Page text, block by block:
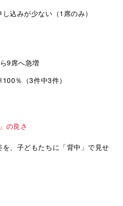
込みが少ない（1席のみ）
9席へ急増
％（3件中3件）
の良さ
、子どもたちに「背中」で見せ